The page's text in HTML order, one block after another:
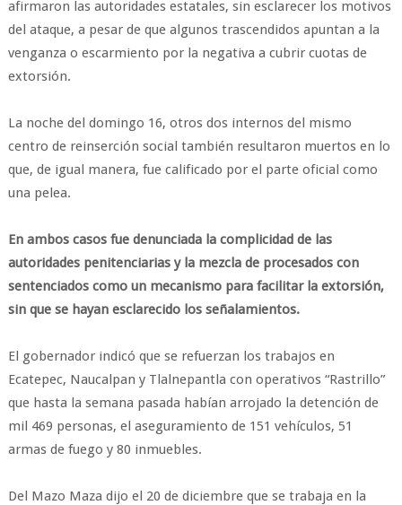
afirmaron las autoridades estatales, sin esclarecer los motivos
del ataque, a pesar de que algunos trascendidos apuntan a la
venganza o escarmiento por la negativa a cubrir cuotas de
extorsión.
La noche del domingo 16, otros dos internos del mismo
centro de reinserción social también resultaron muertos en lo
que, de igual manera, fue calificado por el parte oficial como
una pelea.
En ambos casos fue denunciada la complicidad de las
autoridades penitenciarias y la mezcla de procesados con
sentenciados como un mecanismo para facilitar la extorsión,
sin que se hayan esclarecido los señalamientos.
El gobernador indicó que se refuerzan los trabajos en
Ecatepec, Naucalpan y Tlalnepantla con operativos “Rastrillo”
que hasta la semana pasada habían arrojado la detención de
mil 469 personas, el aseguramiento de 151 vehículos, 51
armas de fuego y 80 inmuebles.
Del Mazo Maza dijo el 20 de diciembre que se trabaja en la